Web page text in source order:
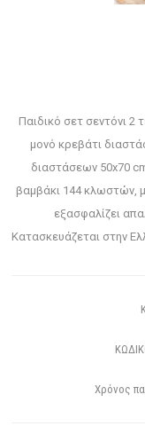
Παιδικό σετ σεντόνι 2
μονό κρεβάτι
διαστάσεων 50x70
βαμβάκι 144 κλωστών,
εξασφαλίζει
Κατασκευάζεται στην
Χρόνος